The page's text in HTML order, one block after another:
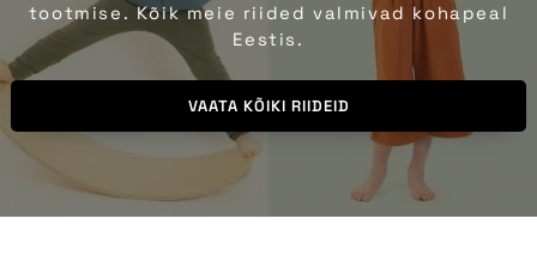
tootmise. Kõik meie riided valmivad kohapeal
Eestis.
VAATA KÕIKI RIIDEID